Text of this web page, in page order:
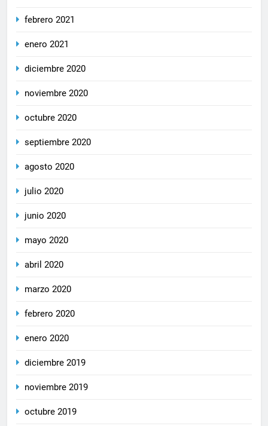
febrero 2021
enero 2021
diciembre 2020
noviembre 2020
octubre 2020
septiembre 2020
agosto 2020
julio 2020
junio 2020
mayo 2020
abril 2020
marzo 2020
febrero 2020
enero 2020
diciembre 2019
noviembre 2019
octubre 2019